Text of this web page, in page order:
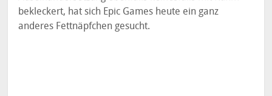
bekleckert, hat sich Epic Games heute ein ganz
anderes Fettnäpfchen gesucht.